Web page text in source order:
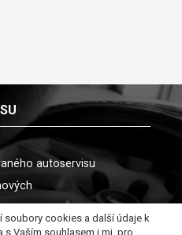
autoservisu
autoservisy
soubory cookies a další údaje k
Vaším souhlasem i mj. pro